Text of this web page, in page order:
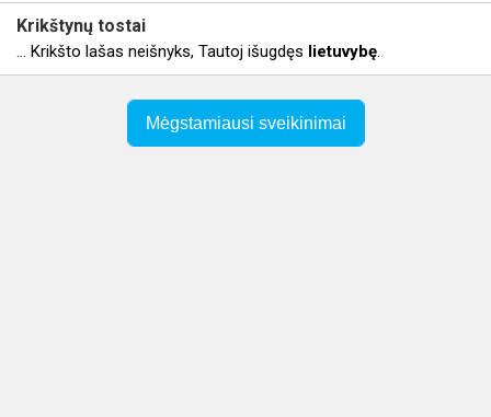
Krikštynų tostai
... Krikšto lašas neišnyks, Tautoj išugdęs lietuvybę.
Mėgstamiausi sveikinimai